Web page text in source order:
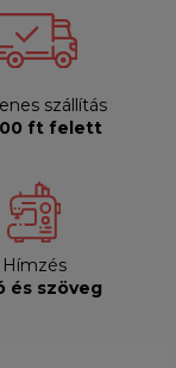
szállítás
ft felett
Hímzés
és szöveg